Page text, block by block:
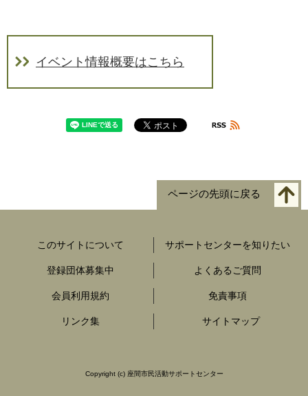
イベント情報概要はこちら
ページの先頭に戻る
このサイトについて サポートセンターを知りたい
登録団体募集中 よくあるご質問
会員利用規約 免責事項
リンク集 サイトマップ
Copyright (c) 座間市民活動サポートセンター